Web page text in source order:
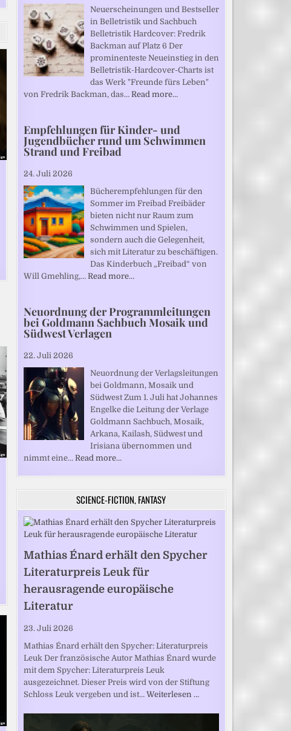
Neuerscheinungen und Bestseller
in Belletristik und Sachbuch
Belletristik Hardcover: Fredrik
Backman auf Platz 6 Der
prominenteste Neueinstieg in den
Belletristik-Hardcover-Charts ist
das Werk "Freunde fürs Leben"
von Fredrik Backman, das… Read more…
Empfehlungen für Kinder- und
Jugendbücher rund um Schwimmen
Strand und Freibad
24. Juli 2026
Bücherempfehlungen für den
Sommer im Freibad Freibäder
bieten nicht nur Raum zum
Schwimmen und Spielen,
sondern auch die Gelegenheit,
sich mit Literatur zu beschäftigen.
Das Kinderbuch „Freibad“ von
Will Gmehling,… Read more…
Neuordnung der Programmleitungen
bei Goldmann Sachbuch Mosaik und
Südwest Verlagen
22. Juli 2026
Neuordnung der Verlagsleitungen
bei Goldmann, Mosaik und
Südwest Zum 1. Juli hat Johannes
Engelke die Leitung der Verlage
Goldmann Sachbuch, Mosaik,
Arkana, Kailash, Südwest und
Irisiana übernommen und
nimmt eine… Read more…
SCIENCE-FICTION, FANTASY
Mathias Énard erhält den Spycher
Literaturpreis Leuk für
herausragende europäische
Literatur
23. Juli 2026
Mathias Énard erhält den Spycher: Literaturpreis
Leuk Der französische Autor Mathias Énard wurde
mit dem Spycher: Literaturpreis Leuk
ausgezeichnet. Dieser Preis wird von der Stiftung
Schloss Leuk vergeben und ist… Weiterlesen …